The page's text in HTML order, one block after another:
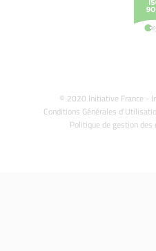
© 2020 Initiative France -
Conditions Générales
Politique de gestion des